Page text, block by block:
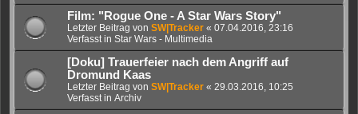
Film: "Rogue One - A Star Wars Story"
Letzter Beitrag von SW|Tracker « 07.04.2016, 23:16
Verfasst in Star Wars - Multimedia
[Doku] Trauerfeier nach dem Angriff auf
Dromund Kaas
Letzter Beitrag von SW|Tracker « 29.03.2016, 10:25
Verfasst in Archiv